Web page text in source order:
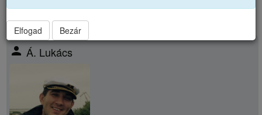
person Á. Lukács
Elfogad Bezár